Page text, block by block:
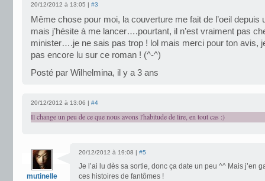
20/12/2012 à 13:05 | #3
Même chose pour moi, la couverture me fait de l’oeil depuis
mais j’hésite à me lancer….pourtant, il n’est vraiment pas
minister….je ne sais pas trop ! lol mais merci pour ton avis,
pas encore lu sur ce roman ! (^-^)
Posté par Wilhelmina, il y a 3 ans
20/12/2012 à 13:06 | #4
Il change un peu de ce que nous avons l'habitude de lire, en tout cas :)
mutinelle
20/12/2012 à 19:08 | #5
Je l’ai lu dès sa sortie, donc ça date un peu ^^ Mais j’en
ces histoires de fantômes !